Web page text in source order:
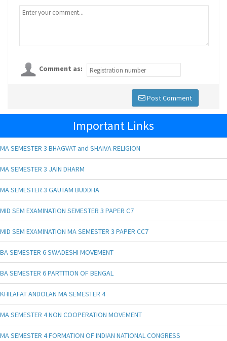
Comment as:
Post Comment
Important Links
MA SEMESTER 3 BHAGVAT and SHAIVA RELIGION
MA SEMESTER 3 JAIN DHARM
MA SEMESTER 3 GAUTAM BUDDHA
MID SEM EXAMINATION SEMESTER 3 PAPER C7
MID SEM EXAMINATION MA SEMESTER 3 PAPER CC7
BA SEMESTER 6 SWADESHI MOVEMENT
BA SEMESTER 6 PARTITION OF BENGAL
KHILAFAT ANDOLAN MA SEMESTER 4
MA SEMESTER 4 NON COOPERATION MOVEMENT
MA SEMESTER 4 FORMATION OF INDIAN NATIONAL CONGRESS